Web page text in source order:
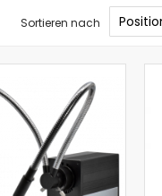
Sortieren nach